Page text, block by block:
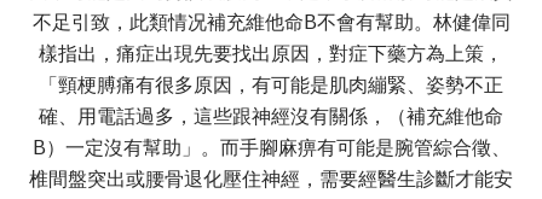
不足引致，此類情况補充維他命B不會有幫助。林健偉同
樣指出，痛症出現先要找出原因，對症下藥方為上策，
「頸梗膊痛有很多原因，有可能是肌肉繃緊、姿勢不正
確、用電話過多，這些跟神經沒有關係，（補充維他命
B）一定沒有幫助」。而手腳麻痹有可能是腕管綜合徵、
椎間盤突出或腰骨退化壓住神經，需要經醫生診斷才能安